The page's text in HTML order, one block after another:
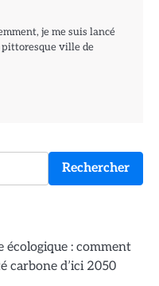
je me suis lancé
ville de
Rechercher
: comment
carbone d’ici 2050